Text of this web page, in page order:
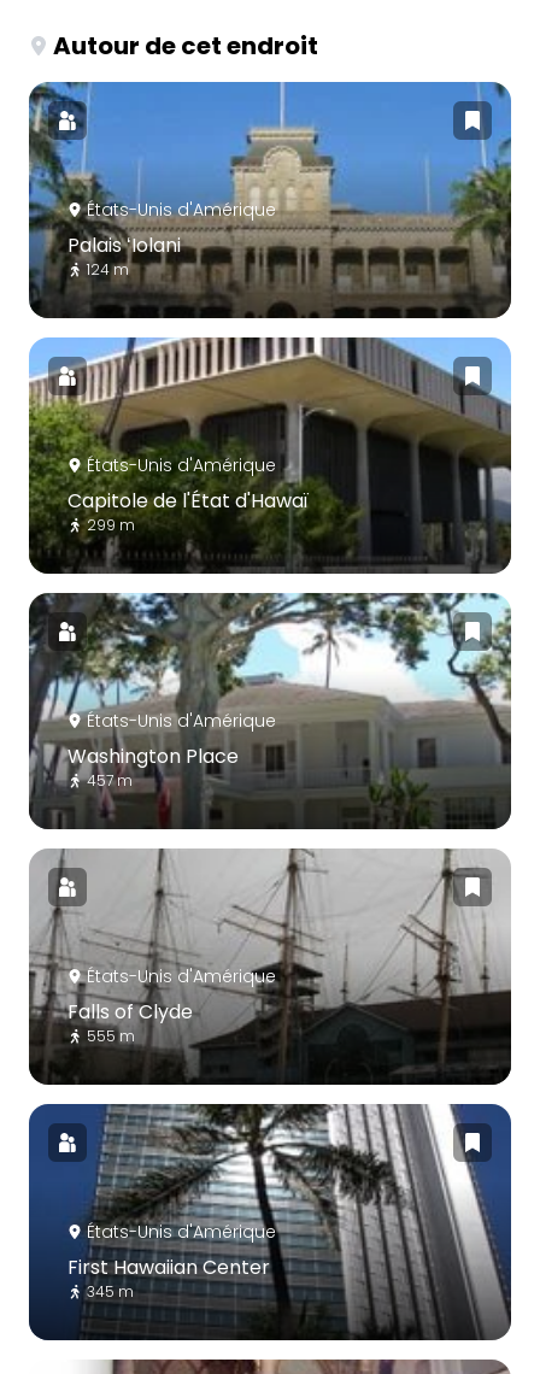
Autour de cet endroit
États-Unis d'Amérique
Palais ʻIolani
124 m
États-Unis d'Amérique
Capitole de l'État d'Hawaï
299 m
États-Unis d'Amérique
Washington Place
457 m
États-Unis d'Amérique
Falls of Clyde
555 m
États-Unis d'Amérique
First Hawaiian Center
345 m